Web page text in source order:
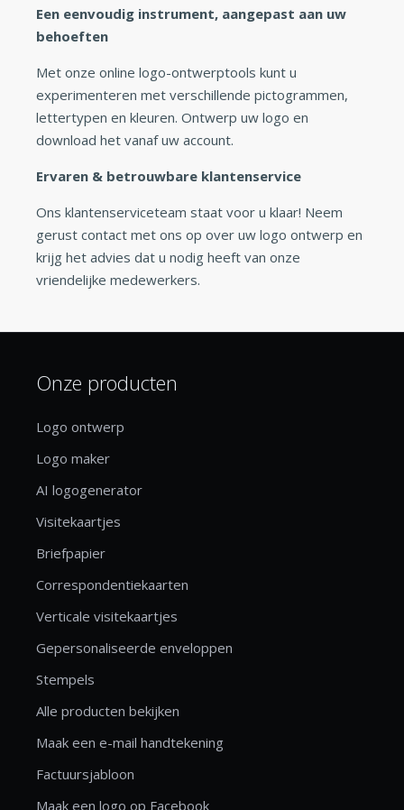
Een eenvoudig instrument, aangepast aan uw
behoeften
Met onze online logo-ontwerptools kunt u
experimenteren met verschillende pictogrammen,
lettertypen en kleuren. Ontwerp uw logo en
download het vanaf uw account.
Ervaren & betrouwbare klantenservice
Ons klantenserviceteam staat voor u klaar! Neem
gerust contact met ons op over uw logo ontwerp en
krijg het advies dat u nodig heeft van onze
vriendelijke medewerkers.
Onze producten
Logo ontwerp
Logo maker
AI logogenerator
Visitekaartjes
Briefpapier
Correspondentiekaarten
Verticale visitekaartjes
Gepersonaliseerde enveloppen
Stempels
Alle producten bekijken
Maak een e-mail handtekening
Factuursjabloon
Maak een logo op Facebook